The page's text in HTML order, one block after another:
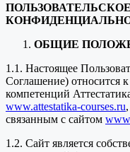
ОБЩИЕ
1.1. Настоящее
Соглашение) относится
компетенций
www.attestatika-courses.ru
связанным с сайтом
1.2. Сайт является